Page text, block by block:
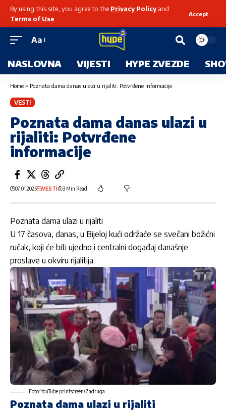
By using this site, you agree to the Privacy Policyand
Terms of Use
Accept
Aa
NASLOVNA VIJESTI HYPE ZVEZDE
Home » Poznata dama danas ulazi u rijaliti: Potvrđene informacije
VESTI
Poznata dama danas ulazi u
rijaliti: Potvrđene
informacije
07.01.2025 VESTI 3 Min Read
Poznata dama ulazi u rijaliti
U 17 časova, danas, u Bijeloj kući održaće se svečani božićni
ručak, koji će biti ujedno i centralni događaj današnje
proslave u okviru rijalitija.
Foto: YouTube printscreen/Zadruga
Poznata dama ulazi u rijaliti